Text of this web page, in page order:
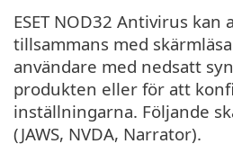
ESET NOD32 Antivirus kan
tillsammans med
användare med nedsatt
produkten eller för att
inställningarna. Följande
(JAWS, NVDA, Narrator).